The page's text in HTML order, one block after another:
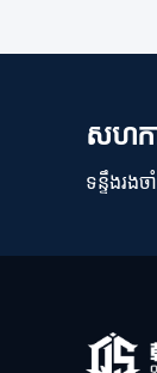
សហក
ទន្ទឹងរងច